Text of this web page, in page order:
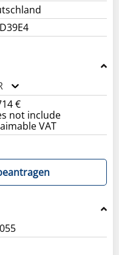
€
not include
VAT